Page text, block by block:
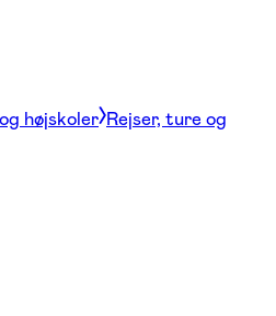
højskoler Rejser, ture og